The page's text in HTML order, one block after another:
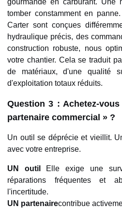
gourmande en carburant. Une
tomber constamment en
Carter sont conçues
hydraulique précis, des
construction robuste, nous
votre chantier. Cela se traduit
de matériaux, d'une qualité
d'exploitation totaux réduits.
Question 3 : Achetez-
partenaire commercial » ?
Un outil se déprécie et vieillit.
avec votre entreprise.
UN outil
Elle exige une
réparations fréquentes et
l'incertitude.
UN partenairecontribue